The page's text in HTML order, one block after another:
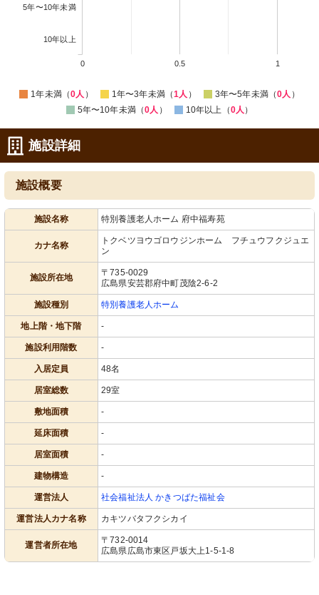
5年〜10年未満
10年以上
0 0.5 1
1年未満（0人 ） 1年〜3年未満（1人 ） 3年〜5年未満（0人 ）
5年〜10年未満（0人 ） 10年以上（0人 ）
施設詳細
施設概要
施設名称 特別養護老人ホーム 府中福寿苑
カナ名称
トクベツヨウゴロウジンホーム フチュウフクジュエ
ン
施設所在地
〒735-0029
広島県安芸郡府中町茂陰2-6-2
施設種別 特別養護老人ホーム
地上階・地下階 -
施設利用階数 -
入居定員 48名
居室総数 29室
敷地面積 -
延床面積 -
居室面積 -
建物構造 -
運営法人 社会福祉法人 かきつばた福祉会
運営法人カナ名称 カキツバタフクシカイ
運営者所在地
〒732-0014
広島県広島市東区戸坂大上1-5-1-8